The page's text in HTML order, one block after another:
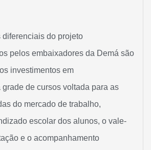
diferenciais do projeto
pelos embaixadores da Demá são
os investimentos em
de cursos voltada para as
do mercado de trabalho,
escolar dos alunos, o vale-
e o acompanhamento